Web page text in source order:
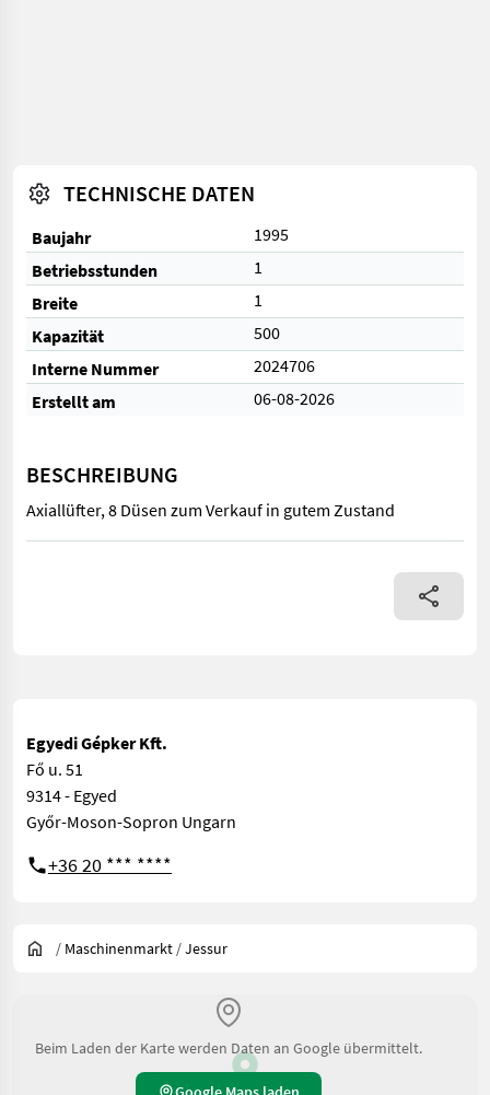
TECHNISCHE DATEN
Baujahr
1995
Betriebsstunden
1
Breite
1
Kapazität
500
Interne Nummer
2024706
Erstellt am
06-08-2026
BESCHREIBUNG
Axiallüfter, 8 Düsen zum Verkauf in gutem Zustand
Axiallüfter, 8 Düsen zum Verkauf in gutem Zustand
Egyedi Gépker Kft.
Fő u. 51
9314 - Egyed
Győr-Moson-Sopron Ungarn
+36 20 *** ****
/ Maschinenmarkt /Jessur
Beim Laden der Karte werden Daten an Google übermittelt.